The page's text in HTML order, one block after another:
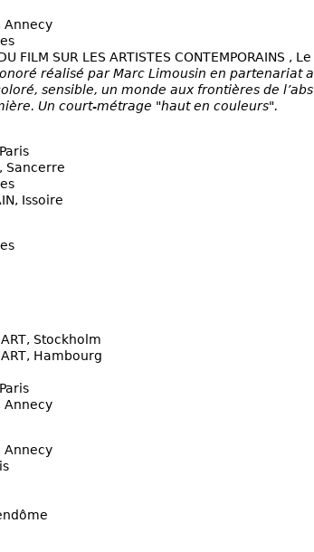
Annecy
FILM SUR LES ARTISTES CONTEMPORAINS ,
réalisé par Marc Limousin en partenariat
sensible, un monde aux frontières de
Un court-métrage "haut en couleurs".
Sancerre
Issoire
Stockholm
Hambourg
Annecy
Annecy